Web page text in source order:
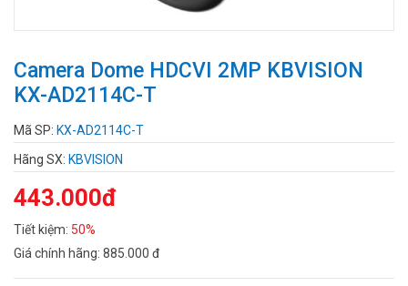
Camera Dome HDCVI 2MP KBVISION
KX-AD2114C-T
Mã SP: KX-AD2114C-T
Hãng SX: KBVISION
443.000đ
Tiết kiệm: 50%
Giá chính hãng: 885.000 đ